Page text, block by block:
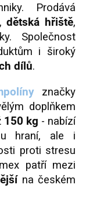
Prodává
dětská hřiště,
Společnost
i široký
dílů.
značky
doplňkem
150 kg - nabízí
hraní, ale i
proti stresu
patří mezi
na českém